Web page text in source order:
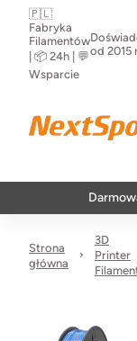
🇵🇱
Fabryka
Filamentów
| 📦 24h | 💬
Wsparcie
od 2015
Darmowa
Strona
główna
3D
Printer